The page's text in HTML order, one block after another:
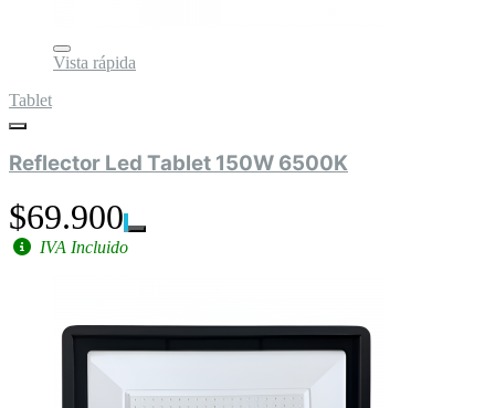
Vista rápida
Tablet
Reflector Led Tablet 150W 6500K
$69.900
IVA Incluido